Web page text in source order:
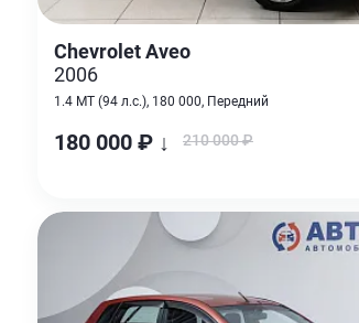
Chevrolet Aveo
2006
1.4 MT (94 л.с.), 180 000, Передний
180 000 ₽ ↓ 210 000 ₽